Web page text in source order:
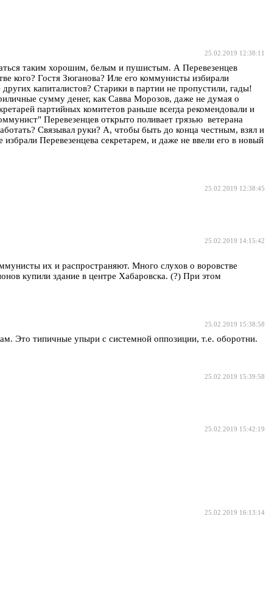
25.02.2019 12:38:11
таким хорошим, белым и пушистым. А Перевезенцев
кого? Гостя Зюганова? Иле его коммунисты избирали
капиталистов? Старики в партии не пропустили, гады!
сумму денег, как Савва Морозов, даже не думая о
партийных комитетов раньше всегда рекомендовали и
Перевезенцев открыто поливает грязью ветерана
Связывал руки? А, чтобы быть до конца честным, взял и
Перевезенцева секретарем, и даже не ввели его в новый
25.02.2019 12:38:45
25.02.2019 14:15:42
их и распространяют. Много слухов о воровстве
купили здание в центре Хабаровска. (?) При этом
25.02.2019 15:38:58
Это типичные упыри с системной оппозиции, т.е. оборотни.
25.02.2019 15:39:58
25.02.2019 15:42:19
25.02.2019 16:13:14